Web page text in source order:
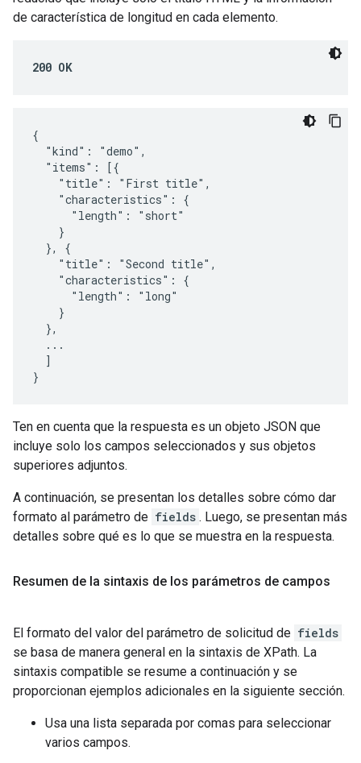
de característica de longitud en cada elemento.
200 OK
{
  "kind": "demo",
  "items": [{
    "title": "First title",
    "characteristics": {
      "length": "short"
    }
  }, {
    "title": "Second title",
    "characteristics": {
      "length": "long"
    }
  },
  ...
  ]
}
Ten en cuenta que la respuesta es un objeto JSON que
incluye solo los campos seleccionados y sus objetos
superiores adjuntos.
A continuación, se presentan los detalles sobre cómo dar
formato al parámetro de fields . Luego, se presentan más
detalles sobre qué es lo que se muestra en la respuesta.
Resumen de la sintaxis de los parámetros de campos
El formato del valor del parámetro de solicitud de fields
se basa de manera general en la sintaxis de XPath. La
sintaxis compatible se resume a continuación y se
proporcionan ejemplos adicionales en la siguiente sección.
Usa una lista separada por comas para seleccionar
varios campos.